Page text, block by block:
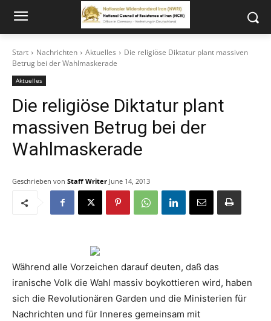
Start Nachrichten Aktuelles
Die religiöse Diktatur plant massiven
Betrug bei der Wahlmaskerade
Aktuelles
Die religiöse Diktatur plant
massiven Betrug bei der
Wahlmaskerade
Geschrieben von Staff Writer June 14, 2013
Während alle Vorzeichen darauf deuten, daß das
iranische Volk die Wahl massiv boykottieren wird, haben
sich die Revolutionären Garden und die Ministerien für
Nachrichten und für Inneres gemeinsam mit